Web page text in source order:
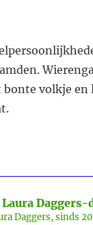
volkje en
Laura Daggers-
Daggers, sinds